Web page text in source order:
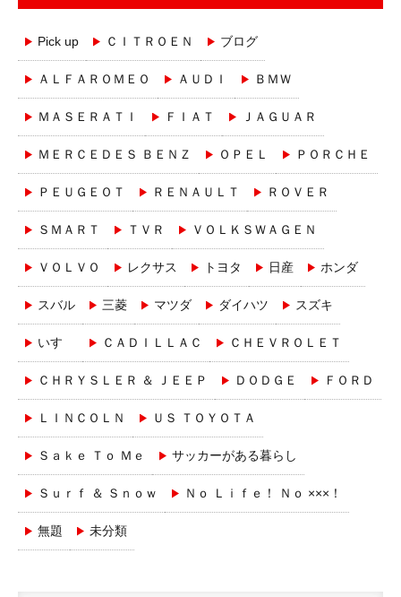
Pick up ＣＩＴＲＯＥＮ ブログ
ＡＬＦＡＲＯＭＥＯ ＡＵＤＩ ＢＭＷ
ＭＡＳＥＲＡＴＩ ＦＩＡＴ ＪＡＧＵＡＲ
ＭＥＲＣＥＤＥＳ ＢＥＮＺ ＯＰＥＬ ＰＯＲＣＨＥ
ＰＥＵＧＥＯＴ ＲＥＮＡＵＬＴ ＲＯＶＥＲ
ＳＭＡＲＴ ＴＶＲ ＶＯＬＫＳＷＡＧＥＮ
ＶＯＬＶＯ レクサス トヨタ 日産 ホンダ
スバル 三菱 マツダ ダイハツ スズキ
いすゞ ＣＡＤＩＬＬＡＣ ＣＨＥＶＲＯＬＥＴ
ＣＨＲＹＳＬＥＲ ＆ ＪＥＥＰ ＤＯＤＧＥ ＦＯＲＤ
ＬＩＮＣＯＬＮ ＵＳ ＴＯＹＯＴＡ
Ｓａｋｅ Ｔｏ Ｍｅ サッカーがある暮らし
Ｓｕｒｆ ＆ Ｓｎｏｗ Ｎｏ Ｌｉｆｅ！ Ｎｏ ×××！
無題 未分類